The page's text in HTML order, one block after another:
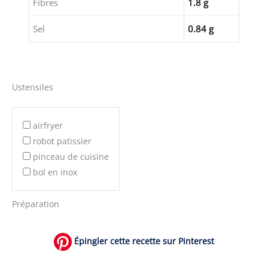
Sel 0.84 g
Ustensiles
airfryer
robot patissier
pinceau de cuisine
bol en inox
Préparation
Épingler cette recette sur Pinterest